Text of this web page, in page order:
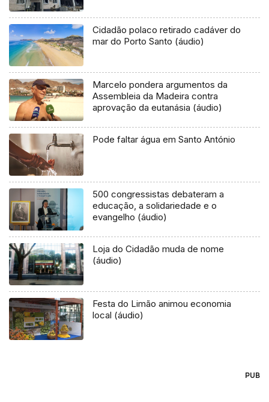
Cidadão polaco retirado cadáver do
mar do Porto Santo (áudio)
Marcelo pondera argumentos da
Assembleia da Madeira contra
aprovação da eutanásia (áudio)
Pode faltar água em Santo António
500 congressistas debateram a
educação, a solidariedade e o
evangelho (áudio)
Loja do Cidadão muda de nome
(áudio)
Festa do Limão animou economia
local (áudio)
PUB